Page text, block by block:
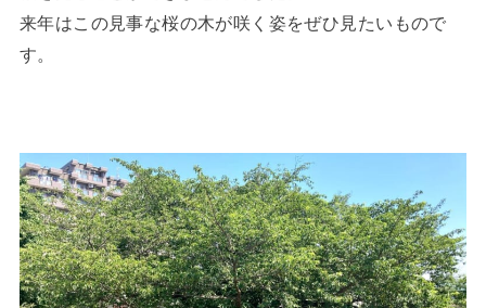
来年はこの見事な桜の木が咲く姿をぜひ見たいもので
す。